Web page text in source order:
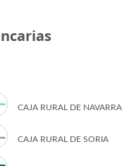
CAJA RURAL DE NAVARRA
CAJA RURAL DE SORIA